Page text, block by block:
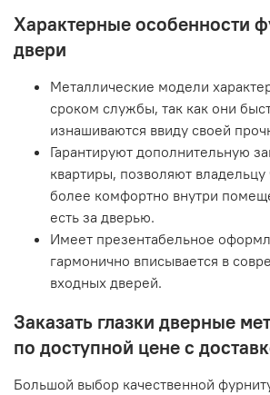
Характерные особенности
двери
Металлические модели
сроком службы, так как они
изнашиваются ввиду своей
Гарантируют дополнительную
квартиры, позволяют владельцу
более комфортно внутри
есть за дверью.
Имеет презентабельное
гармонично вписывается в
входных дверей.
Заказать глазки дверные
по доступной цене с
Большой выбор качественной